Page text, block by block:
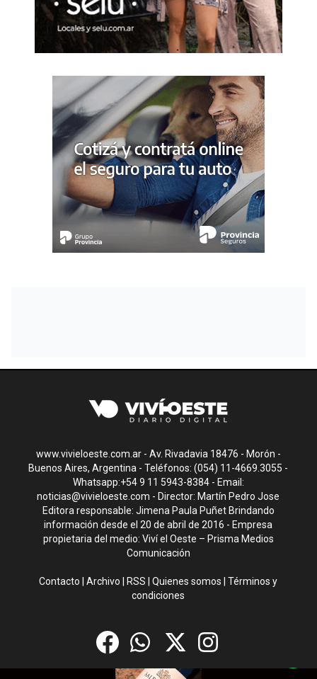
www.vivieloeste.com.ar - Av. Rivadavia 18476 - Morón -
Buenos Aires, Argentina - Teléfonos: (054) 11-4669.3055 -
Whatsapp:+54 9 11 5943-8384 - Email:
noticias@vivieloeste.com - Director: Martín Pedro Jose
Editora responsable: Jimena Paula Puñet Brindando
información desde el 20 de abril de 2016 - Empresa
propietaria del medio: Viví el Oeste – Prisma Medios
Comunicación
Contacto |Archivo RSS |Quienes somos |Términos y
condiciones